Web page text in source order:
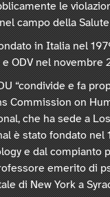
le
campo della
in Italia nel
ODV nel novembre
“condivide e fa
Commission on
che ha sede a
è stato fondato nel
e dal compianto
emerito di
di New York a